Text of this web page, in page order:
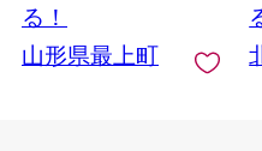
る！
山形県最上町